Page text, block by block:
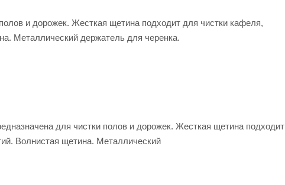
и дорожек. Жесткая щетина подходит для чистки кафеля,
щетина. Металлический держатель для черенка.
чистки полов и дорожек. Жесткая щетина подходит
Волнистая щетина. Металлический